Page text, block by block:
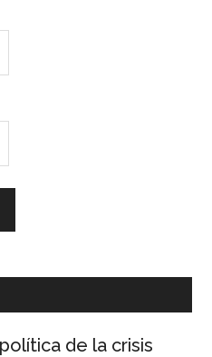
de la crisis